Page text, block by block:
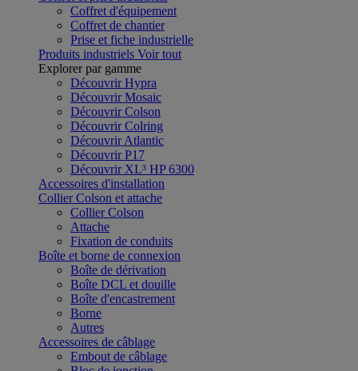
Coffret d'équipement
Coffret de chantier
Prise et fiche industrielle
Produits industriels Voir tout
Explorer par gamme
Découvrir Hypra
Découvrir Mosaic
Découvrir Colson
Découvrir Colring
Découvrir Atlantic
Découvrir P17
Découvrir XL³ HP 6300
Accessoires d'installation
Collier Colson et attache
Collier Colson
Attache
Fixation de conduits
Boîte et borne de connexion
Boîte de dérivation
Boîte DCL et douille
Boîte d'encastrement
Borne
Autres
Accessoires de câblage
Embout de câblage